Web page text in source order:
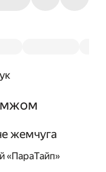
жемчуга
«ПараТайп»